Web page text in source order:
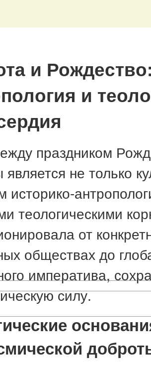
и
и
праздником
является не только
историко-
теологическими
от
обществах до
императива,
силу.